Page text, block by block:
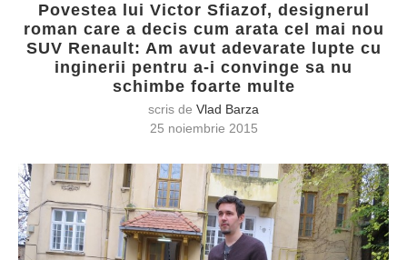
Povestea lui Victor Sfiazof, designerul
roman care a decis cum arata cel mai nou
SUV Renault: Am avut adevarate lupte cu
inginerii pentru a-i convinge sa nu
schimbe foarte multe
scris de Vlad Barza
25 noiembrie 2015